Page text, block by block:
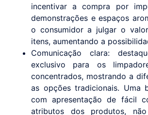
incentivar a compra por
demonstrações e espaços
o consumidor a julgar o
itens, aumentando a
Comunicação clara:
exclusivo para os
concentrados, mostrando a
as opções tradicionais. Uma
com apresentação de fácil
atributos dos produtos,